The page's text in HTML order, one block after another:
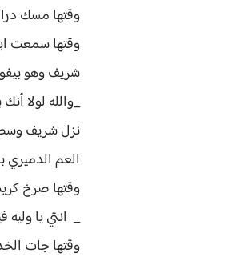
وقتها مسك
وقتها سمعت
شريف وهو
_والله لولا
نزل شريف وسط
العم الدميري
وقتها صرخ
_ انتي يا
وقتها جات